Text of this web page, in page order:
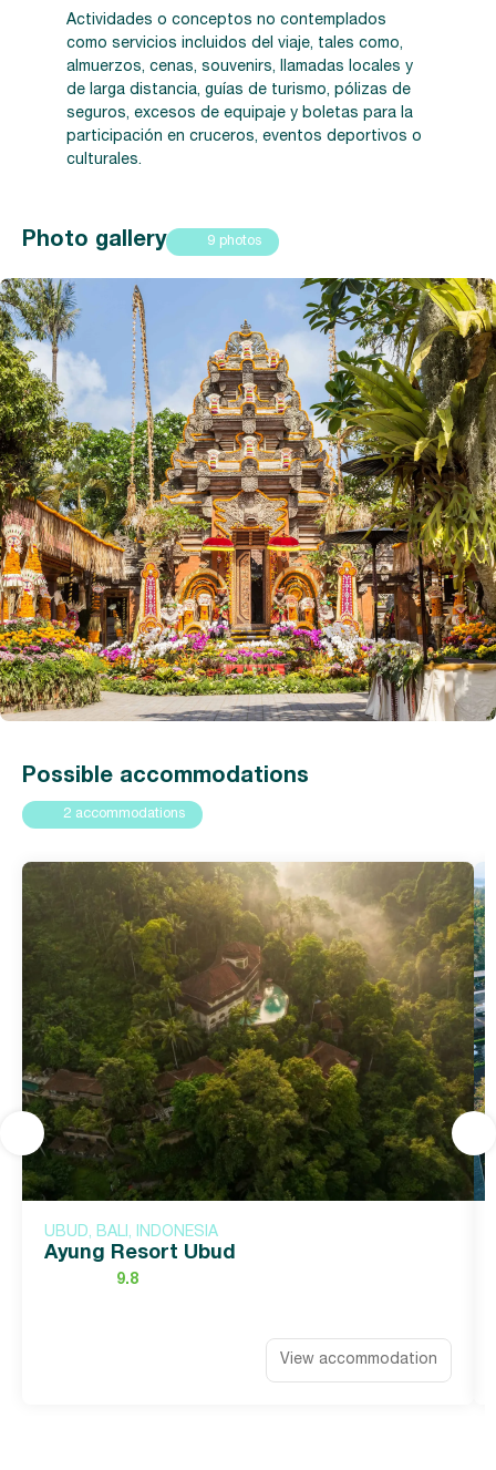
Actividades o conceptos no contemplados
como servicios incluidos del viaje, tales como,
almuerzos, cenas, souvenirs, llamadas locales y
de larga distancia, guías de turismo, pólizas de
seguros, excesos de equipaje y boletas para la
participación en cruceros, eventos deportivos o
culturales.
Photo gallery 9 photos
Possible accommodations
2 accommodations
UBUD, BALI, INDONESIA
Ayung Resort Ubud
9.8
View accommodation